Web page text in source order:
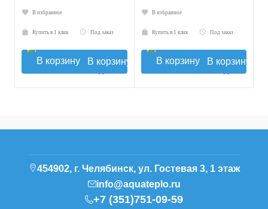
В избранное
Купить в 1 клик Под заказ
В корзину
В избранное
Купить в 1 клик Под заказ
В корзину
454902, г. Челябинск, ул. Гостевая 3, 1 этаж
info@aquateplo.ru
+7 (351)751-09-59